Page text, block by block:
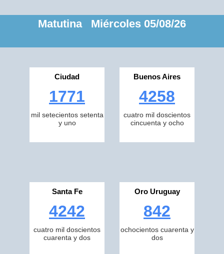
Matutina Miércoles 05/08/26
Ciudad
1771
mil setecientos setenta
y uno
Buenos Aires
4258
cuatro mil doscientos
cincuenta y ocho
Santa Fe
4242
cuatro mil doscientos
cuarenta y dos
Oro Uruguay
842
ochocientos cuarenta y
dos